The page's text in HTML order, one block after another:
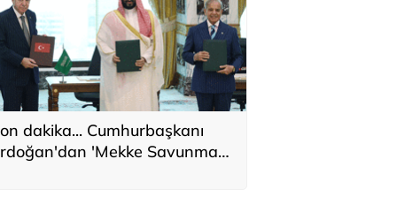
dakika... Cumhurbaşkanı
'Mekke Savunma